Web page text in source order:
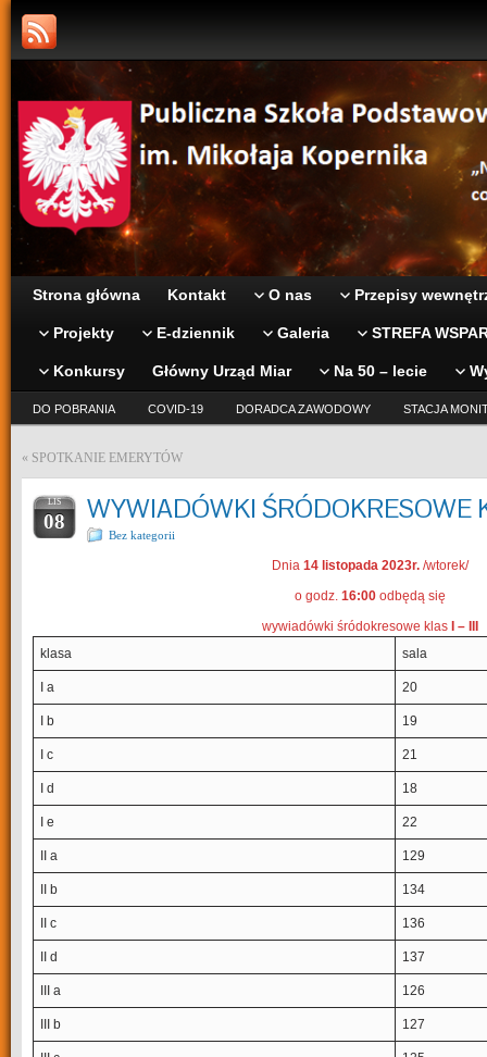
Strona główna Kontakt O nas Przepisy
Projekty E-dziennik Galeria STREFA
Konkursy Główny Urząd Miar Na 50 – lecie
DO POBRANIA COVID-19 DORADCA ZAWODOWY STACJA
« SPOTKANIE EMERYTÓW
LIS
08 WYWIADÓWKI ŚRÓDOKRESOWE
Bez kategorii
Dnia 14 listopada 2023r./wtorek/
o godz. 16:00odbędą się
wywiadówki śródokresowe klas
I – III
klasa
sala
I a 20
I b 19
I c 21
I d 18
I e 22
II a 129
II b 134
II c 136
II d 137
III a 126
III b 127